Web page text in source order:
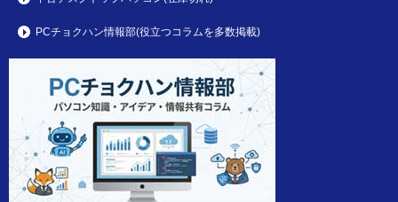
PCチョクハン情報部(役立つコラムを多数掲載)